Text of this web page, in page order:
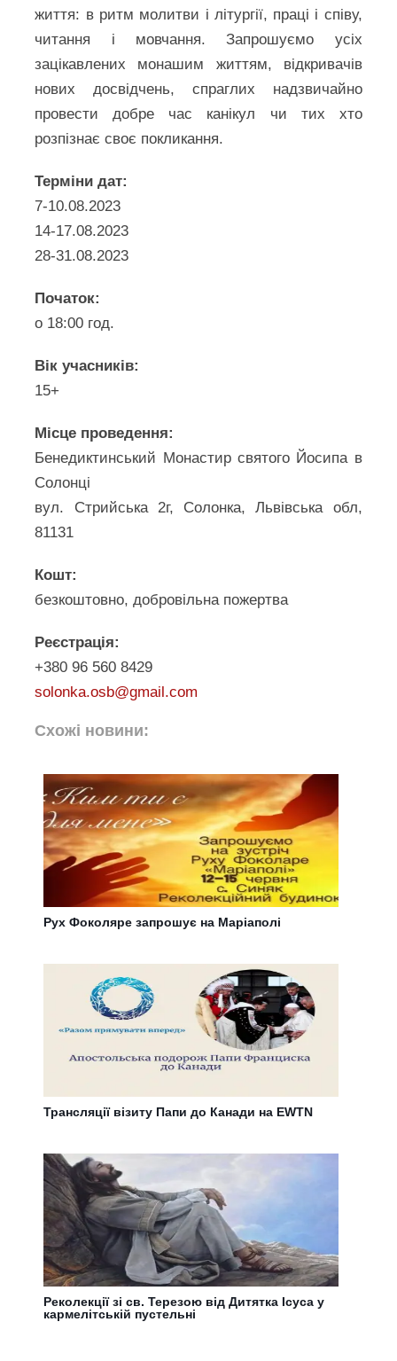
життя: в ритм молитви і літургії, праці і співу,
читання і мовчання. Запрошуємо усіх
зацікавлених монашим життям, відкривачів
нових досвідчень, спраглих надзвичайно
провести добре час канікул чи тих хто
розпізнає своє покликання.
Терміни дат:
7-10.08.2023
14-17.08.2023
28-31.08.2023
Початок:
о 18:00 год.
Вік учасників:
15+
Місце проведення:
Бенедиктинський Монастир cвятого Йосипа в
Солонці
вул. Стрийська 2г, Солонка, Львівська обл,
81131
Кошт:
безкоштовно, добровільна пожертва
Реєстрація:
‎+380 96 560 8429
solonka.osb@gmail.com
Схожі новини:
Рух Фоколяре запрошує на Маріаполі
Трансляції візиту Папи до Канади на EWTN
Реколекції зі св. Терезою від Дитятка Ісуса у
кармелітській пустельні